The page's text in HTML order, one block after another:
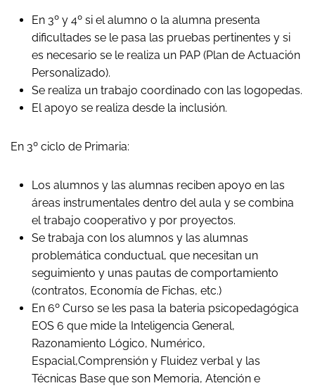
En 3º y 4º si el alumno o la alumna presenta
dificultades se le pasa las pruebas pertinentes y si
es necesario se le realiza un PAP (Plan de Actuación
Personalizado).
Se realiza un trabajo coordinado con las logopedas.
El apoyo se realiza desde la inclusión.
En 3º ciclo de Primaria:
Los alumnos y las alumnas reciben apoyo en las
áreas instrumentales dentro del aula y se combina
el trabajo cooperativo y por proyectos.
Se trabaja con los alumnos y las alumnas
problemática conductual, que necesitan un
seguimiento y unas pautas de comportamiento
(contratos, Economía de Fichas, etc.)
En 6º Curso se les pasa la bateria psicopedagógica
EOS 6 que mide la Inteligencia General,
Razonamiento Lógico, Numérico,
Espacial,Comprensión y Fluidez verbal y las
Técnicas Base que son Memoria, Atención e